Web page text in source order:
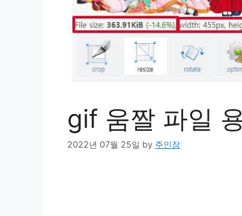
gif 움짤 파일
2022년 07월 25일 by 주인장